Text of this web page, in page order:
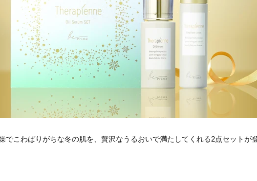
でこわばりがちな冬の肌を、贅沢なうるおいで満たしてくれる2点セットが